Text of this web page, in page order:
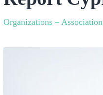
Organizations –